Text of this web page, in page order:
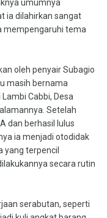
umumnya
ia dilahirkan sangat
mempengaruhi tema
oleh penyair Subagio
masih bernama
Cabbi, Desa
Setelah
dan berhasil lulus
ia menjadi otodidak
yang terpencil
secara rutin
serabutan, seperti